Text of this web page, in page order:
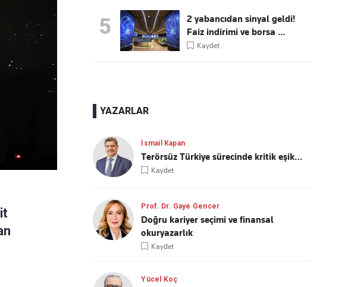
5
2 yabancıdan sinyal geldi!
Faiz indirimi ve borsa ...
Kaydet
YAZARLAR
İsmail Kapan
Terörsüz Türkiye sürecinde kritik eşik…
Kaydet
Prof. Dr. Gaye Gencer
Doğru kariyer seçimi ve finansal
okuryazarlık
Kaydet
Yücel Koç